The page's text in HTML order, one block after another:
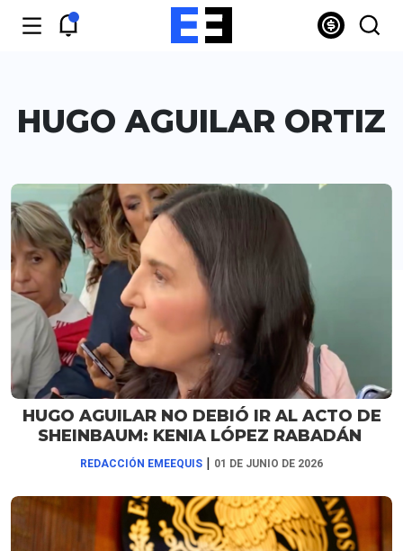
HUGO AGUILAR ORTIZ
HUGO AGUILAR NO DEBIÓ IR AL ACTO DE
SHEINBAUM: KENIA LÓPEZ RABADÁN
REDACCIÓN EMEEQUIS | 01 DE JUNIO DE 2026